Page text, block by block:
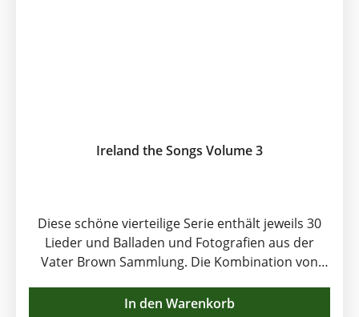
Ireland the Songs Volume 3
Diese schöne vierteilige Serie enthält jeweils 30
Lieder und Balladen und Fotografien aus der
Vater Brown Sammlung. Die Kombination von
an die ungewöhnlichen Zeiten in der irischen
In den Warenkorb